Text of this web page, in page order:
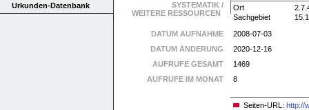
Urkunden-Datenbank
SYSTEMATIK /
WEITERE RESSOURCEN
Ort
Sachgebiet
DATUM AUFNAHME
2008-07-03
DATUM ÄNDERUNG
2020-12-16
AUFRUFE GESAMT
1469
AUFRUFE IM MONAT
8
Seiten-URL: http://